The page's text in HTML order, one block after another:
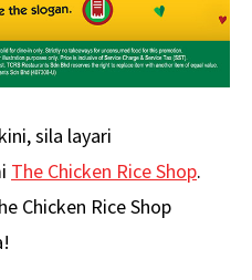
sila layari
The Chicken Rice Shop.
Chicken Rice Shop